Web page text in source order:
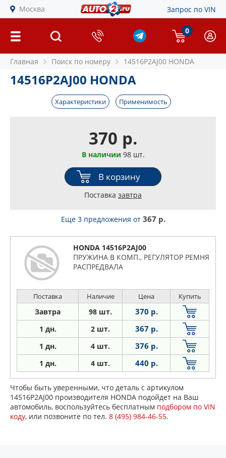
Москва Запрос по VIN
0
Главная Поиск по номеру 14516P2AJ00 HONDA
14516P2AJ00 HONDA
Характеристики Применимость
370 р.
В наличии 98 шт.
В корзину
Поставка завтра
Еще 3 предложения от 367 р.
HONDA 14516P2AJ00
ПРУЖИНА В КОМП., РЕГУЛЯТОР РЕМНЯ
РАСПРЕДВАЛА
Поставка Наличие Цена Купить
Завтра 98 шт. 370 р.
1 дн. 2 шт. 367 р.
1 дн. 4 шт. 376 р.
1 дн. 4 шт. 440 р.
Чтобы быть уверенными, что деталь с артикулом
14516P2AJ00 производителя HONDA подойдет на Ваш
автомобиль, воспользуйтесь бесплатным подбором по VIN
коду, или позвоните по тел. 8 (495) 984-46-55.